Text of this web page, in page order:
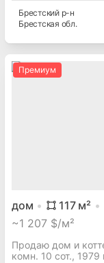
Брестский р-н
Брестская обл.
Премиум
дом 117м²
~1 207 $/м²
Продаю дом и
комн. 10 сот.,